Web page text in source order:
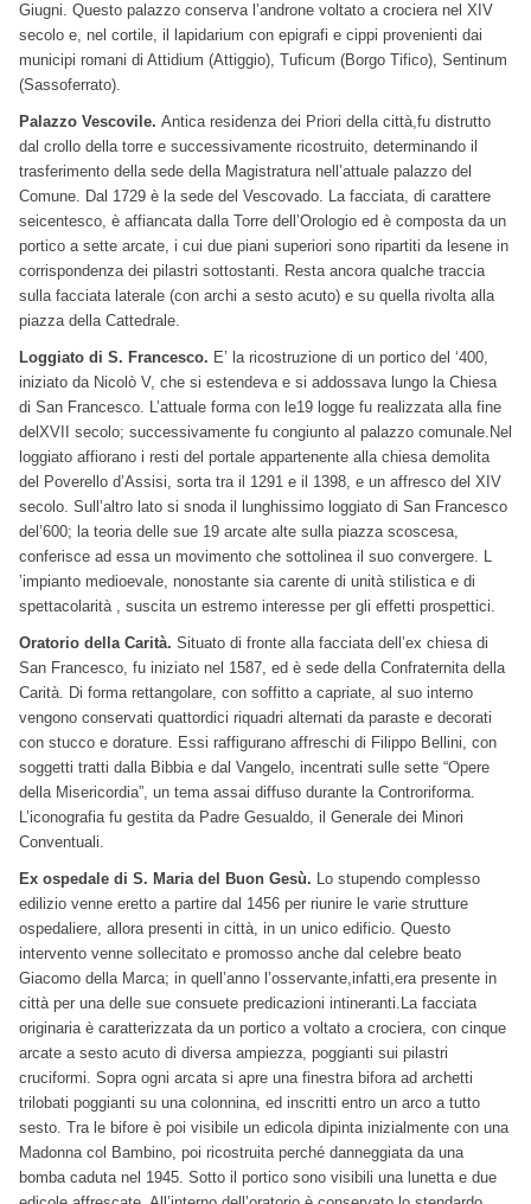
Giugni. Questo palazzo conserva l’androne voltato a crociera nel XIV
secolo e, nel cortile, il lapidarium con epigrafi e cippi provenienti dai
municipi romani di Attidium (Attiggio), Tuficum (Borgo Tifico), Sentinum
(Sassoferrato).
Palazzo Vescovile. Antica residenza dei Priori della città,fu distrutto
dal crollo della torre e successivamente ricostruito, determinando il
trasferimento della sede della Magistratura nell’attuale palazzo del
Comune. Dal 1729 è la sede del Vescovado. La facciata, di carattere
seicentesco, è affiancata dalla Torre dell’Orologio ed è composta da un
portico a sette arcate, i cui due piani superiori sono ripartiti da lesene in
corrispondenza dei pilastri sottostanti. Resta ancora qualche traccia
sulla facciata laterale (con archi a sesto acuto) e su quella rivolta alla
piazza della Cattedrale.
Loggiato di S. Francesco. E’ la ricostruzione di un portico del ‘400,
iniziato da Nicolò V, che si estendeva e si addossava lungo la Chiesa
di San Francesco. L’attuale forma con le19 logge fu realizzata alla fine
delXVII secolo; successivamente fu congiunto al palazzo comunale.Nel
loggiato affiorano i resti del portale appartenente alla chiesa demolita
del Poverello d’Assisi, sorta tra il 1291 e il 1398, e un affresco del XIV
secolo. Sull’altro lato si snoda il lunghissimo loggiato di San Francesco
del’600; la teoria delle sue 19 arcate alte sulla piazza scoscesa,
conferisce ad essa un movimento che sottolinea il suo convergere. L
’impianto medioevale, nonostante sia carente di unità stilistica e di
spettacolarità , suscita un estremo interesse per gli effetti prospettici.
Oratorio della Carità. Situato di fronte alla facciata dell’ex chiesa di
San Francesco, fu iniziato nel 1587, ed è sede della Confraternita della
Carità. Di forma rettangolare, con soffitto a capriate, al suo interno
vengono conservati quattordici riquadri alternati da paraste e decorati
con stucco e dorature. Essi raffigurano affreschi di Filippo Bellini, con
soggetti tratti dalla Bibbia e dal Vangelo, incentrati sulle sette “Opere
della Misericordia”, un tema assai diffuso durante la Controriforma.
L’iconografia fu gestita da Padre Gesualdo, il Generale dei Minori
Conventuali.
Ex ospedale di S. Maria del Buon Gesù. Lo stupendo complesso
edilizio venne eretto a partire dal 1456 per riunire le varie strutture
ospedaliere, allora presenti in città, in un unico edificio. Questo
intervento venne sollecitato e promosso anche dal celebre beato
Giacomo della Marca; in quell’anno l’osservante,infatti,era presente in
città per una delle sue consuete predicazioni intineranti.La facciata
originaria è caratterizzata da un portico a voltato a crociera, con cinque
arcate a sesto acuto di diversa ampiezza, poggianti sui pilastri
cruciformi. Sopra ogni arcata si apre una finestra bifora ad archetti
trilobati poggianti su una colonnina, ed inscritti entro un arco a tutto
sesto. Tra le bifore è poi visibile un edicola dipinta inizialmente con una
Madonna col Bambino, poi ricostruita perché danneggiata da una
bomba caduta nel 1945. Sotto il portico sono visibili una lunetta e due